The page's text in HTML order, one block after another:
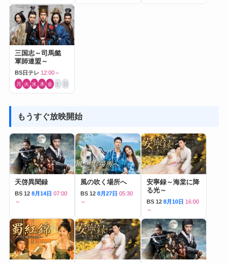
三国志～司馬懿
軍師連盟～
BS日テレ 12:00～
月 火 水 木 金 土 日
もうすぐ放映開始
天啓異聞録
BS 12 8月14日 07:00
～
風の吹く場所へ
BS 12 8月27日 05:30
～
安寧録～海棠に降
る光～
BS 12 8月10日 16:00
～